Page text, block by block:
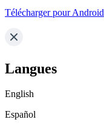
Télécharger pour Android
Langues
English
Español